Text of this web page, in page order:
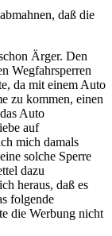
daß die
Ärger. Den
Wegfahrsperren
da mit einem Auto
zu kommen, einen
Auto
auf
mich damals
solche Sperre
dazu
heraus, daß es
folgende
die Werbung nicht